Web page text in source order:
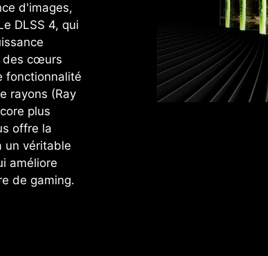
d'images,
DLSS 4, qui
des cœurs
fonctionnalité
rayons (Ray
plus
offre la
un véritable
améliore
de gaming.